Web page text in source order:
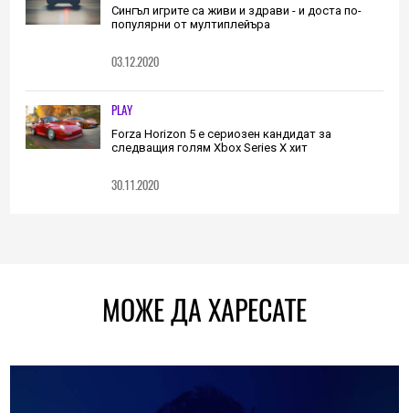
Сингъл игрите са живи и здрави - и доста по-
популярни от мултиплейъра
03.12.2020
PLAY
Forza Horizon 5 е сериозен кандидат за
следващия голям Xbox Series X хит
30.11.2020
МОЖЕ ДА ХАРЕСАТЕ